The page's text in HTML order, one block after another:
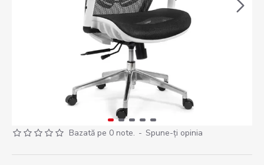
Bazată pe 0 note. - Spune-ţi opinia